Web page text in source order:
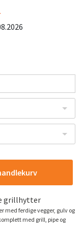
grillhytter
med ferdige vegger, gulv og
med grill, pipe og